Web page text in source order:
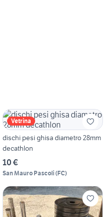
Vetrina
dischi pesi ghisa diametro 28mm
decathlon
10 €
San Mauro Pascoli(FC)